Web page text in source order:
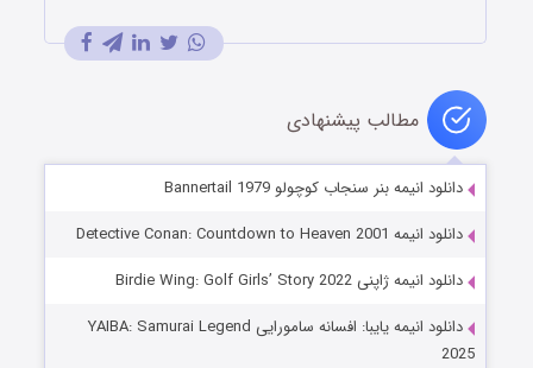
مطالب پیشنهادی
دانلود انیمه بنر سنجاب کوچولو Bannertail 1979
دانلود انیمه Detective Conan: Countdown to Heaven 2001
دانلود انیمه ژاپنی Birdie Wing: Golf Girls’ Story 2022
دانلود انیمه یایبا: افسانه سامورایی YAIBA: Samurai Legend
2025